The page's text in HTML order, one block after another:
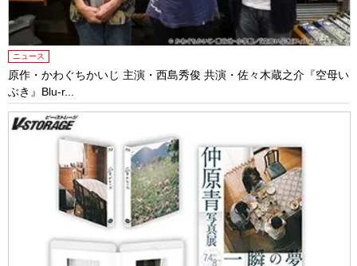
ニュース
原作・かわぐちかいじ 主演・西島秀俊 共演・佐々木蔵之介『空母い
ぶき』Blu-r...